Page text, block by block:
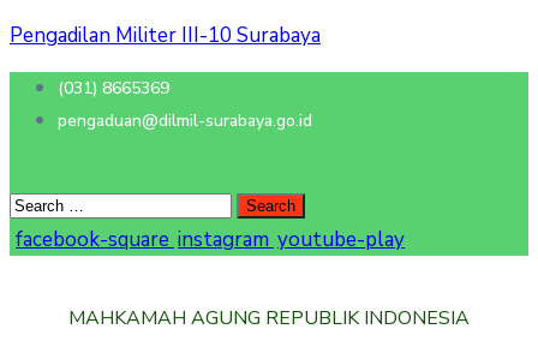
Pengadilan Militer III-10 Surabaya
(031) 8665369
pengaduan@dilmil-surabaya.go.id
facebook-square instagram youtube-play
MAHKAMAH AGUNG REPUBLIK INDONESIA